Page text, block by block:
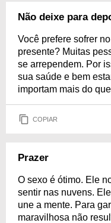
Não deixe para
Você prefere sofrer
presente? Muitas
se arrependem. Por
sua saúde e bem
importam mais do
COPIAR
Prazer
O sexo é ótimo. Ele
sentir nas nuvens.
une a mente. Para
maravilhosa não